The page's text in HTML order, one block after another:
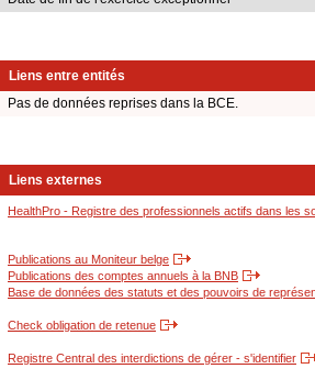
Liens entre entités
Pas de données reprises dans la BCE.
Liens externes
HealthPro - Registre des professionnels actifs dans les
Publications au Moniteur belge
Publications des comptes annuels à la BNB
Base de données des statuts et des pouvoirs de
Check obligation de retenue
Registre Central des interdictions de gérer - s'identifier